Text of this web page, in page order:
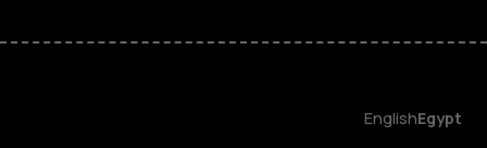
Egypt
English